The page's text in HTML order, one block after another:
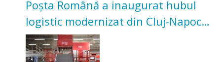
Poșta Română a inaugurat hubul
logistic modernizat din Cluj-Napoca.
Investiție de 3 milioane de euro